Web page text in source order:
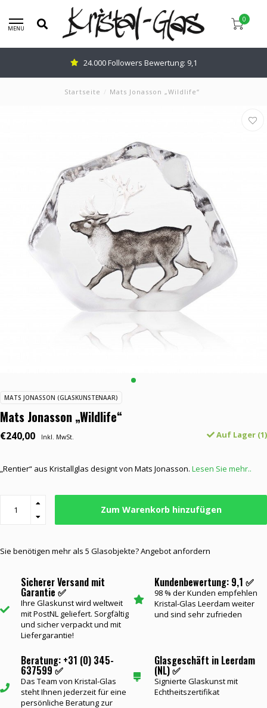
MENU
0
24.000 Followers Bewertung: 9,1
Startseite / Mats Jonasson „Wildlife“
MATS JONASSON (GLASKUNSTENAAR)
Mats Jonasson „Wildlife“
€240,00 Inkl. MwSt. Auf Lager (1)
„Rentier“ aus Kristallglas designt von Mats Jonasson. Lesen Sie mehr..
Zum Warenkorb hinzufügen
Sie benötigen mehr als 5 Glasobjekte? Angebot anfordern
Sicherer Versand mit
Garantie ✅
Ihre Glaskunst wird weltweit
mit PostNL geliefert. Sorgfältig
und sicher verpackt und mit
Liefergarantie!
Kundenbewertung: 9,1 ✅
98 % der Kunden empfehlen
Kristal-Glas Leerdam weiter
und sind sehr zufrieden
Beratung: +31 (0) 345-
637599 ✅
Das Team von Kristal-Glas
steht Ihnen jederzeit für eine
persönliche Beratung zur
Glasgeschäft in Leerdam
(NL) ✅
Signierte Glaskunst mit
Echtheitszertifikat